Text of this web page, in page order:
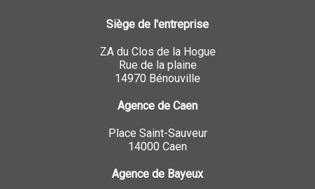
Siège de l'entreprise
ZA du Clos de la Hogue
Rue de la plaine
14970 Bénouville
Agence de Caen
Place Saint-Sauveur
14000 Caen
Agence de Bayeux